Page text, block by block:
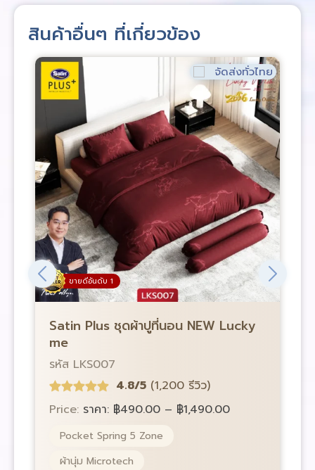
สินค้าอื่นๆ ที่เกี่ยวข้อง
ขายดีอันดับ 1
จัดส่งทั่วไทย
Satin Plus ชุดผ้าปูที่นอน NEW Lucky
me
รหัส LKS007
4.8/5 (1,200 รีวิว)
Price: ราคา: ฿490.00 – ฿1,490.00
Pocket Spring 5 Zone
ผ้านุ่ม Microtech